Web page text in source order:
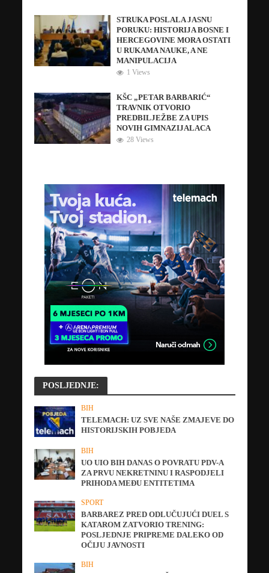
STRUKA POSLALA JASNU
PORUKU: HISTORIJA BOSNE I
HERCEGOVINE MORA OSTATI
U RUKAMA NAUKE, A NE
MANIPULACIJA
1 Views
KŠC „PETAR BARBARIĆ“
TRAVNIK OTVORIO
PREDBILJEŽBE ZA UPIS
NOVIH GIMNAZIJALACA
28 Views
POSLJEDNJE:
BIH
TELEMACH: UZ SVE NAŠE ZMAJEVE DO
HISTORIJSKIH POBJEDA
BIH
UO UIO BIH DANAS O POVRATU PDV-A
ZA PRVU NEKRETNINU I RASPODJELI
PRIHODA MEĐU ENTITETIMA
SPORT
BARBAREZ PRED ODLUČUJUĆI DUEL S
KATAROM ZATVORIO TRENING:
POSLJEDNJE PRIPREME DALEKO OD
OČIJU JAVNOSTI
BIH